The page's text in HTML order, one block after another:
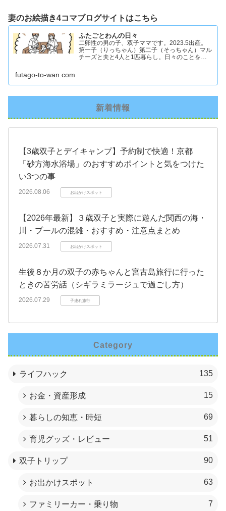
妻のお絵描き4コマブログサイトはこちら
ふたごとわんの日々
二卵性の男の子、双子ママです。2023.5出産。
第一子（りっちゃん）第二子（そっちゃん）マル
チーズと夫と4人と1匹暮らし。日々のことを忘
futago-to-wan.com
新着情報
【3歳双子とデイキャンプ】予約制で快適！京都
「砂方海水浴場」のおすすめポイントと気をつけた
い3つの事
2026.08.06 お出かけスポット
【2026年最新】３歳双子と実際に遊んだ関西の海・
川・プールの混雑・おすすめ・注意点まとめ
2026.07.31 お出かけスポット
生後８か月の双子の赤ちゃんと宮古島旅行に行った
ときの苦労話（シギラミラージュで過ごし方）
2026.07.29 子連れ旅行
Category
ライフハック 135
お金・資産形成 15
暮らしの知恵・時短 69
育児グッズ・レビュー 51
双子トリップ 90
お出かけスポット 63
ファミリーカー・乗り物 7